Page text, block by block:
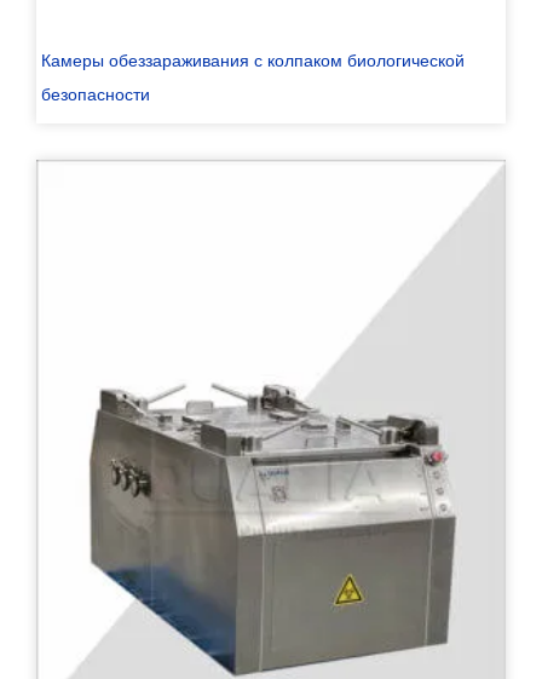
Камеры обеззараживания с колпаком биологической
безопасности